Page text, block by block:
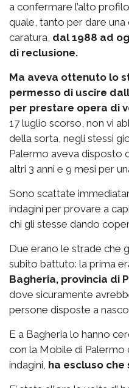
a confermare l’alto
quale, tanto per dare una
caratura, dal 1988 ad
di reclusione.
Ma aveva ottenuto lo
permesso di uscire
per prestare opera di
17 luglio scorso, non vi
della sorta, negli stessi
Palermo aveva disposto
altri 3 anni e 9 mesi per
Sono scattate
indagini per provare a
chi gli stesse dando
Due erano le strade che
subito battuto: la prima
Bagheria, provincia di
dove sicuramente
persone disposte a
E a Bagheria lo hanno
con la Mobile di Palermo
indagini, ha escluso che